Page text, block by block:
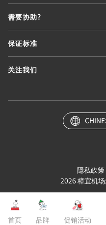
首页 品牌 促销活动
需要协助?
保证标准
关注我们
隱私政策
2026 樟宜机场